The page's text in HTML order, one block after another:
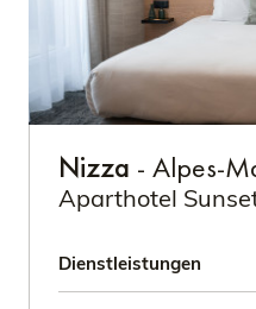
Nizza - Alpes-
Aparthotel
Dienstleistungen